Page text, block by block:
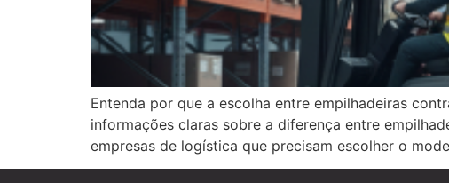
Entenda por que a escolha entre empilhadeiras
informações claras sobre a diferença entre
empresas de logística que precisam escolher o